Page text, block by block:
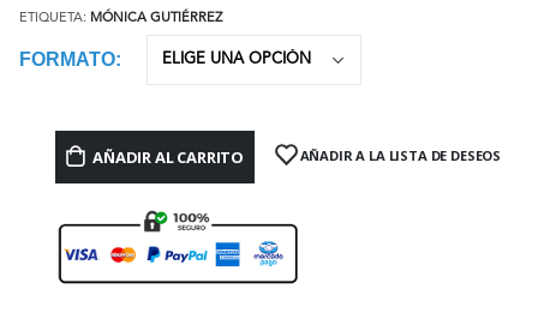
ETIQUETA: MÓNICA GUTIÉRREZ
FORMATO
AÑADIR AL CARRITO AÑADIR A LA LISTA DE DESEOS